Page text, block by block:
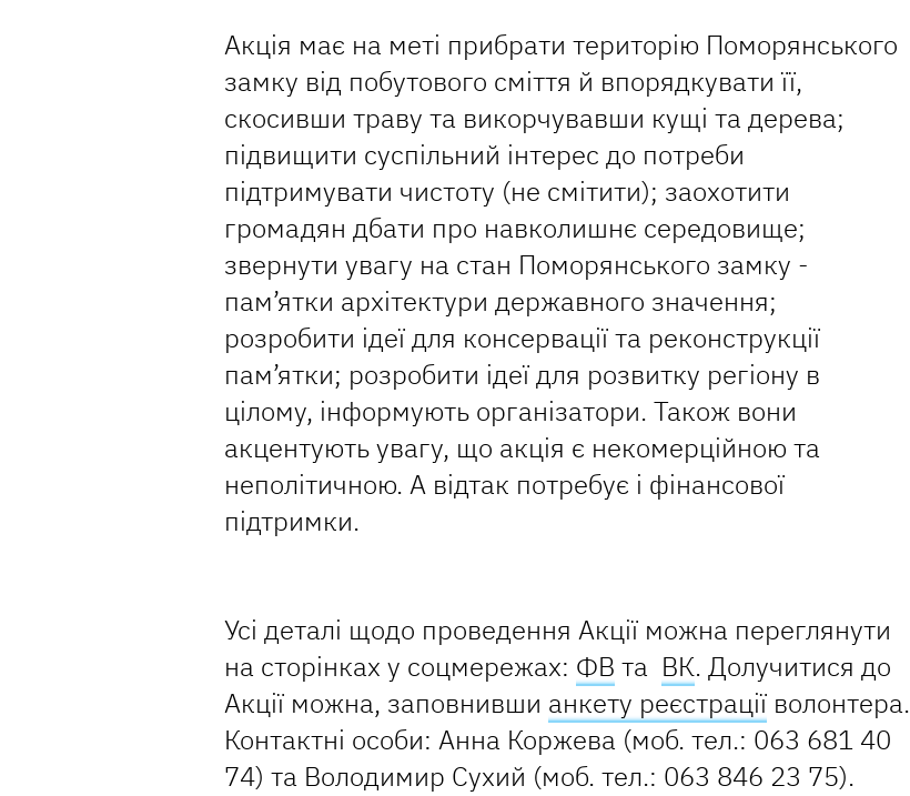
Акція має на меті прибрати територію Поморянського
замку від побутового сміття й впорядкувати її,
скосивши траву та викорчувавши кущі та дерева;
підвищити суспільний інтерес до потреби
підтримувати чистоту (не смітити); заохотити
громадян дбати про навколишнє середовище;
звернути увагу на стан Поморянського замку -
пам’ятки архітектури державного значення;
розробити ідеї для консервації та реконструкції
пам’ятки; розробити ідеї для розвитку регіону в
цілому, інформують організатори. Також вони
акцентують увагу, що акція є некомерційною та
неполітичною. А відтак потребує і фінансової
підтримки.
Усі деталі щодо проведення Акції можна переглянути
на сторінках у соцмережах: ФВ та ВК. Долучитися до
Акції можна, заповнивши анкету реєстрації волонтера.
Контактні особи: Анна Коржева (моб. тел.: 063 681 40
74) та Володимир Сухий (моб. тел.: 063 846 23 75).